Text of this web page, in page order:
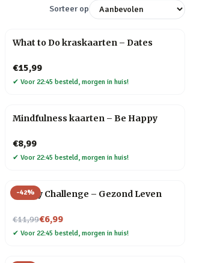
Sorteer op
What to Do kraskaarten – Dates
€15,99
✔ Voor 22:45 besteld, morgen in huis!
Mindfulness kaarten – Be Happy
€8,99
✔ Voor 22:45 besteld, morgen in huis!
-42%
30 Day Challenge – Gezond Leven
€11,99
Nu voor€6,99
✔ Voor 22:45 besteld, morgen in huis!